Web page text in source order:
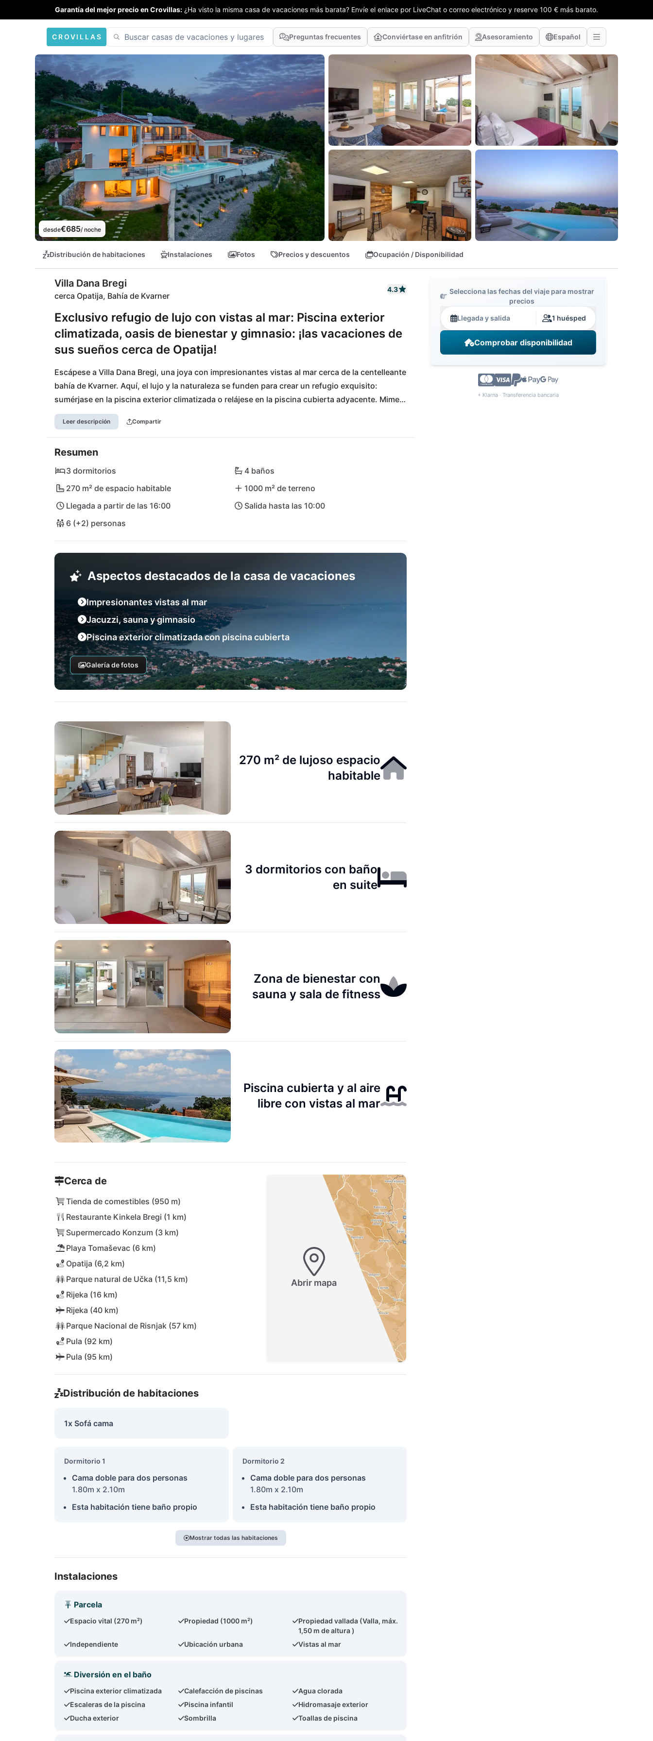
Garantía del mejor precio en Crovillas: ¿Ha visto la misma casa de vacaciones más barata? Envíe el enlace por LiveChat o correo electrónico y reserve 100 € más barato.
CROVILLAS Preguntas frecuentes Conviértase en anfitrión Asesoramiento Español
desde€685/ noche
Distribución de habitaciones Instalaciones Fotos Precios y descuentos Ocupación / Disponibilidad
Villa Dana Bregi
cerca Opatija, Bahía de Kvarner
4.3
Exclusivo refugio de lujo con vistas al mar: Piscina exterior
climatizada, oasis de bienestar y gimnasio: ¡las vacaciones de
sus sueños cerca de Opatija!
Escápese a Villa Dana Bregi, una joya con impresionantes vistas al mar cerca de la centelleante
bahía de Kvarner. Aquí, el lujo y la naturaleza se funden para crear un refugio exquisito:
sumérjase en la piscina exterior climatizada o relájese en la piscina cubierta adyacente. Mime
sus sentidos en el jacuzzi privado, disfrute de puro bienestar en la sauna y manténgase en
forma en la sala de fitness del hotel. No muy lejos, Opatija atrae con su sofisticado paseo
marítimo y sus encantadores cafés, mientras que el majestuoso Parque Natural de Učka invita
a la aventura. Ya sea saboreando la cocina local en el restaurante Kinkela Bregi o tomando el
sol en la playa de Tomaševac, Villa Dana Bregi es el destino soñado para unas vacaciones
Leer descripción Compartir
Resumen
3 dormitorios
4 baños
270 m² de espacio habitable
1000 m² de terreno
Llegada a partir de las 16:00
Salida hasta las 10:00
6 (+2) personas
Aspectos destacados de la casa de vacaciones
Impresionantes vistas al mar
Jacuzzi, sauna y gimnasio
Piscina exterior climatizada con piscina cubierta
Galería de fotos
270 m² de lujoso espacio
habitable
3 dormitorios con baño
en suite
Zona de bienestar con
sauna y sala de fitness
Piscina cubierta y al aire
libre con vistas al mar
Cerca de
Tienda de comestibles (950 m)
Restaurante Kinkela Bregi (1 km)
Supermercado Konzum (3 km)
Playa Tomaševac (6 km)
Opatija (6,2 km)
Parque natural de Učka (11,5 km)
Rijeka (16 km)
Rijeka (40 km)
Parque Nacional de Risnjak (57 km)
Pula (92 km)
Pula (95 km)
Abrir mapa
Distribución de habitaciones
1x Sofá cama
Dormitorio 1
Cama doble para dos personas
1.80m x 2.10m
Esta habitación tiene baño propio
Dormitorio 2
Cama doble para dos personas
1.80m x 2.10m
Esta habitación tiene baño propio
Mostrar todas las habitaciones
Instalaciones
Parcela
Espacio vital (270 m²) Propiedad (1000 m²)
Propiedad vallada (Valla, máx.
1,50 m de altura )
Independiente
Ubicación urbana Vistas al mar
Diversión en el baño
Piscina exterior climatizada Calefacción de piscinas
Agua clorada
Escaleras de la piscina
Piscina infantil
Hidromasaje exterior
Ducha exterior
Sombrilla Toallas de piscina
Selecciona las fechas del viaje para mostrar
precios
Llegada y salida 1 huésped
Comprobar disponibilidad
+ Klarna · Transferencia bancaria